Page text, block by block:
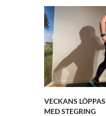
VECKANS
MED STEGRING